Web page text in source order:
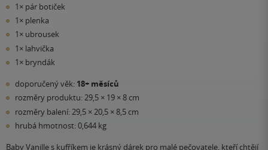
1× pár botiček
1× plenka
1× ubrousek
1× lahvička
1× bryndák
doporučený věk: 18+ měsíců
rozměry produktu: 29,5 × 19 × 8 cm
rozměry balení: 29,5 × 20,5 × 8,5 cm
hrubá hmotnost: 0,644 kg
Baby Vanille s kufříkem je krásný dárek pro malé pečovatele, kteří chtějí